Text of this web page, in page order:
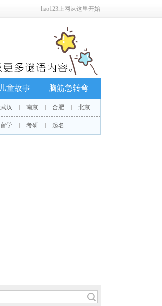
hao123上网从这里开始
儿童故事 脑筋急转弯
武汉 南京 合肥 北京
留学 考研 起名